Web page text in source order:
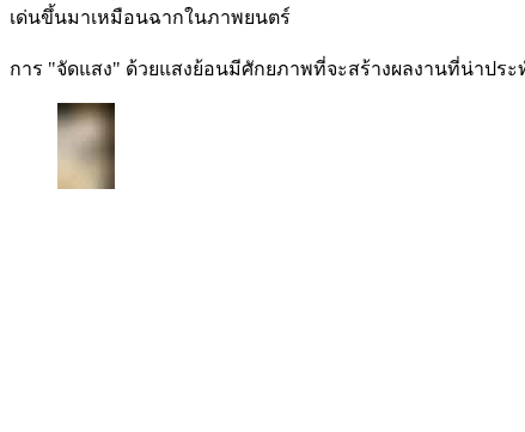
เด่นขึ้นมาเหมือนฉากในภาพยนตร์
การ "จัดแสง" ด้วยแสงย้อนมีศักยภาพที่จะสร้างผลงานที่น่าปร